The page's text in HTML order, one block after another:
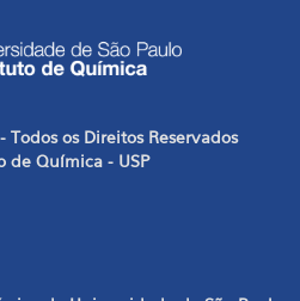
os Direitos Reservados
Química - USP